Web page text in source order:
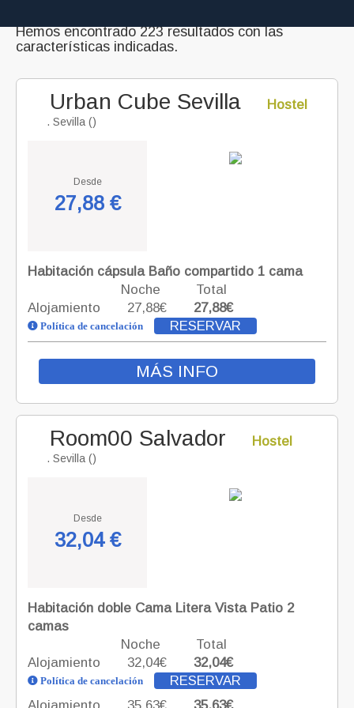
Hemos encontrado 223 resultados con las
características indicadas.
Urban Cube Sevilla Hostel
. Sevilla ()
Desde
27,88 €
Habitación cápsula Baño compartido 1 cama
Noche
Total
Alojamiento
27,88€
27,88€
RESERVAR
Política de cancelación
MÁS INFO
Room00 Salvador Hostel
. Sevilla ()
Desde
32,04 €
Habitación doble Cama Litera Vista Patio 2
camas
Noche
Total
Alojamiento
32,04€
32,04€
RESERVAR
Política de cancelación